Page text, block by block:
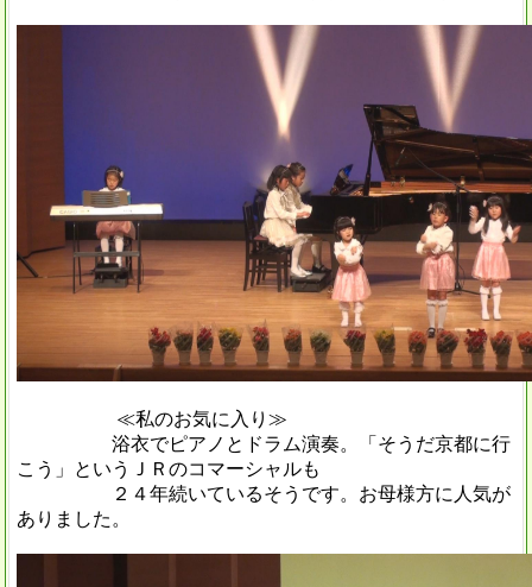
≪私のお気に入り≫
浴衣でピアノとドラム演奏。「そうだ京都に行
こう」というＪＲのコマーシャルも
２４年続いているそうです。お母様方に人気が
ありました。